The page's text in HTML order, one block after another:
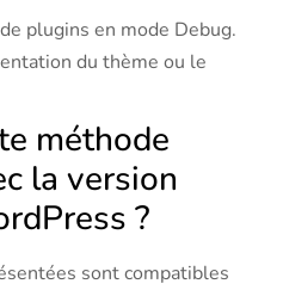
plugins en mode Debug.
du thème ou le
méthode
la version
?
sont compatibles